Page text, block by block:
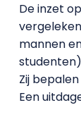
De inzet
mannen
Zij
Een